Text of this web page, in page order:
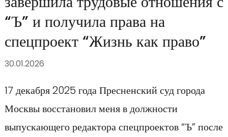
“Ъ” и получила права на
спецпроект “Жизнь как право”
30.01.2026
17 декабря 2025 года Пресненский суд города
Москвы восстановил меня в должности
выпускающего редактора спецпроектов “Ъ” после